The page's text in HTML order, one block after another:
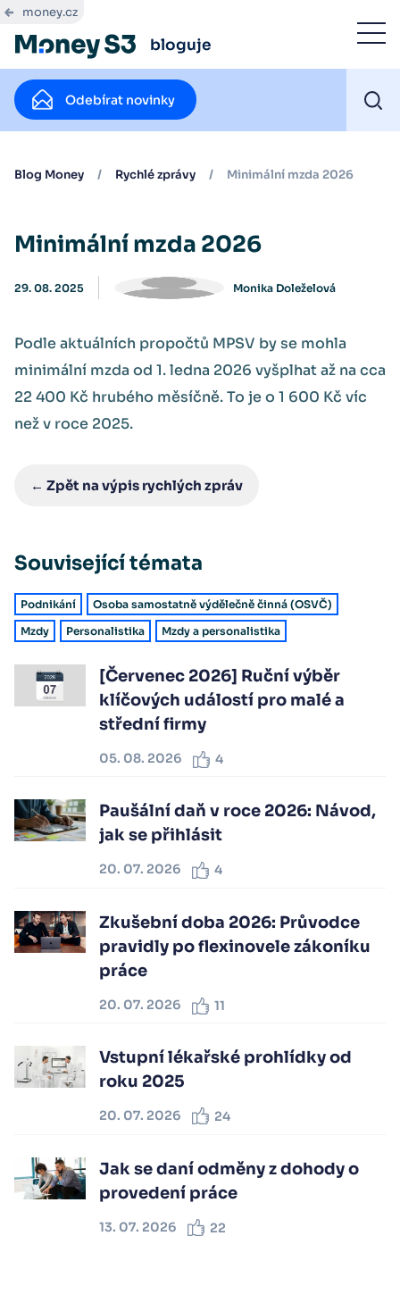
money.cz
bloguje
Odebírat novinky
Blog Money / Rychlé zprávy / Minimální mzda 2026
Minimální mzda 2026
29. 08. 2025 Monika Doleželová
Podle aktuálních propočtů MPSV by se mohla
minimální mzda od 1. ledna 2026 vyšplhat až na cca
22 400 Kč hrubého měsíčně. To je o 1 600 Kč víc
než v roce 2025.
← Zpět na výpis rychlých zpráv
Související témata
Podnikání
Osoba samostatně výdělečně činná (OSVČ)
Mzdy
Personalistika Mzdy a personalistika
[Červenec 2026] Ruční výběr
klíčových událostí pro malé a
střední firmy
05. 08. 2026 4
Paušální daň v roce 2026: Návod,
jak se přihlásit
20. 07. 2026 4
Zkušební doba 2026: Průvodce
pravidly po flexinovele zákoníku
práce
20. 07. 2026 11
Vstupní lékařské prohlídky od
roku 2025
20. 07. 2026 24
Jak se daní odměny z dohody o
provedení práce
13. 07. 2026 22